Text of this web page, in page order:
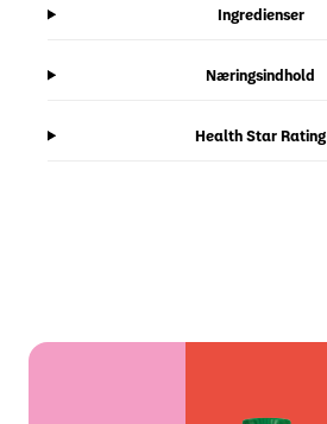
Ingredienser
Næringsindhold
Health Star Rating